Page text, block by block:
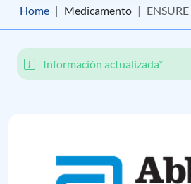
Home Medicamento
Información actualizada*